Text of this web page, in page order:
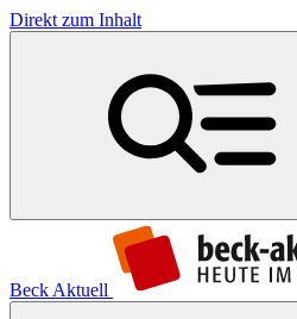
Direkt zum Inhalt
Beck Aktuell